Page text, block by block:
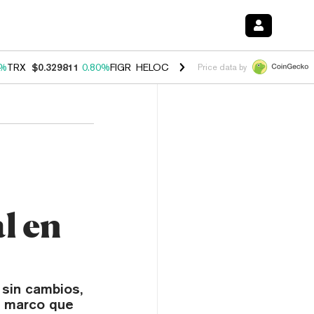
TRX $0.329811 0.80%FIGR_HELOC $1.001 -2.70%HYPE $54.65
Price data by
en
cambios,
que